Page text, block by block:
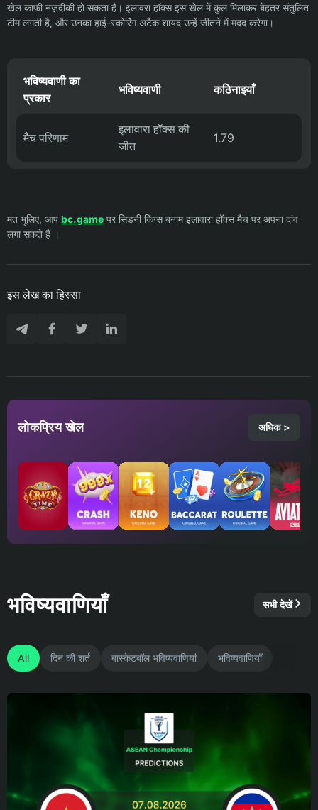
खेल काफ़ी नज़दीकी हो सकता है। इलावरा हॉक्स इस खेल में कुल मिलाकर बेहतर संतुलित
टीम लगती है, और उनका हाई-स्कोरिंग अटैक शायद उन्हें जीतने में मदद करेगा।
भविष्यवाणी का
प्रकार
भविष्यवाणी कठिनाइयाँ
मैच परिणाम
इलावारा हॉक्स की
जीत
1.79
मत भूलिए, आप bc.game पर सिडनी किंग्स बनाम इलावारा हॉक्स मैच पर अपना दांव
लगा सकते हैं ।
इस लेख का हिस्सा
लोकप्रिय खेल अधिक >
भविष्यवाणियाँ सभी देखें
All दिन की शर्त बास्केटबॉल भविष्यवाणियां भविष्यवाणियाँ